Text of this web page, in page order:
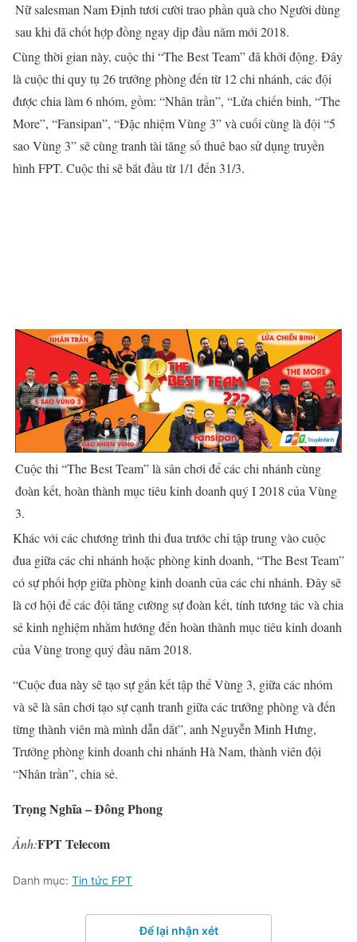
Nữ salesman Nam Định tươi cười trao phần quà cho Người dùng
sau khi đã chốt hợp đồng ngay dịp đầu năm mới 2018.
Cùng thời gian này, cuộc thi “The Best Team” đã khởi động. Đây
là cuộc thi quy tụ 26 trưởng phòng đến từ 12 chi nhánh, các đội
được chia làm 6 nhóm, gồm: “Nhân trần”, “Lửa chiến binh, “The
More”, “Fansipan”, “Đặc nhiệm Vùng 3” và cuối cùng là đội “5
sao Vùng 3” sẽ cùng tranh tài tăng số thuê bao sử dụng truyền
hình FPT. Cuộc thi sẽ bắt đầu từ 1/1 đến 31/3.
Cuộc thi “The Best Team” là sân chơi để các chi nhánh cùng
đoàn kết, hoàn thành mục tiêu kinh doanh quý I 2018 của Vùng
3.
Khác với các chương trình thi đua trước chỉ tập trung vào cuộc
đua giữa các chi nhánh hoặc phòng kinh doanh, “The Best Team”
có sự phối hợp giữa phòng kinh doanh của các chi nhánh. Đây sẽ
là cơ hội để các đội tăng cường sự đoàn kết, tính tương tác và chia
sẻ kinh nghiệm nhằm hướng đến hoàn thành mục tiêu kinh doanh
của Vùng trong quý đầu năm 2018.
“Cuộc đua này sẽ tạo sự gắn kết tập thể Vùng 3, giữa các nhóm
và sẽ là sân chơi tạo sự cạnh tranh giữa các trưởng phòng và đến
từng thành viên mà mình dẫn dắt”, anh Nguyễn Minh Hưng,
Trưởng phòng kinh doanh chi nhánh Hà Nam, thành viên đội
“Nhân trần”, chia sẻ.
Trọng Nghĩa – Đông Phong
Ảnh:FPT Telecom
Danh mục: Tin tức FPT
Để lại nhận xét